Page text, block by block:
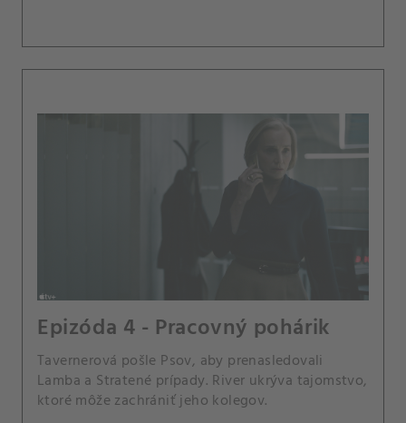
Epizóda 4 - Pracovný pohárik
Tavernerová pošle Psov, aby prenasledovali
Lamba a Stratené prípady. River ukrýva tajomstvo,
ktoré môže zachrániť jeho kolegov.